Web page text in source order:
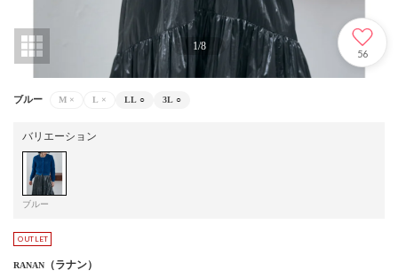
1/8
56
ブルー M × L × LL ○ 3L ○
バリエーション
ブルー
RANAN （ラナン）